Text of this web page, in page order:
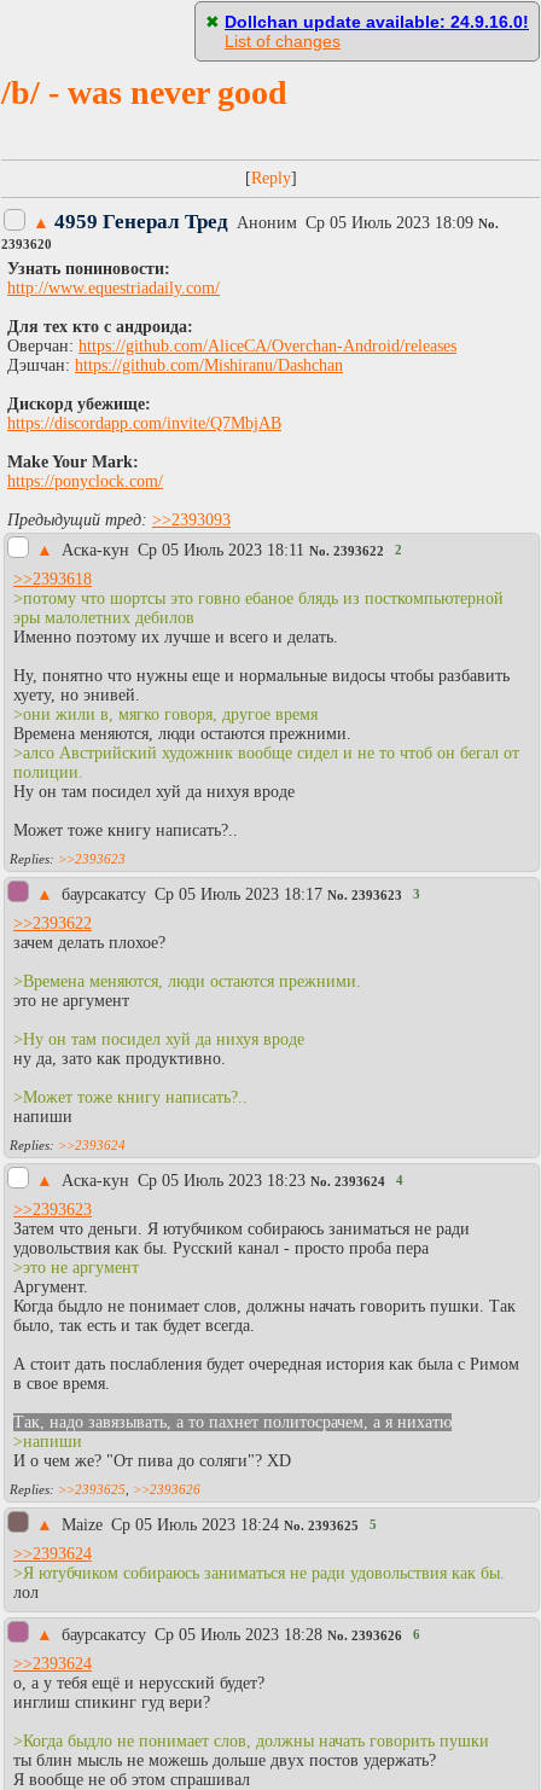
/b/ - was never good
✖ Dollchan update available: 24.9.16.0!
List of changes
[ ]
▲ 4959 Генерал Тред Аноним Ср 05 Июль 2023 18:09 No.
2393620
Узнать пониновости:
http://www.equestriadaily.com/
Для тех кто с андроида:
Оверчан: https://github.com/AliceCA/Overchan-Android/releases
Дэшчан: https://github.com/Mishiranu/Dashchan
Дискорд убежище:
https://discordapp.com/invite/Q7MbjAB
Make Your Mark:
https://ponyclock.com/
Предыдущий тред: >>2393093
▲
Аска-кун Ср 05 Июль 2023 18:11 No. 2393622 2
>>2393618
>потому что шортсы это говно ебаное блядь из посткомпьютерной
эры малолетних дебилов
Именно поэтому их лучше и всего и делать.
Ну, понятно что нужны еще и нормальные видосы чтобы разбавить
хуету, но энивей.
>они жили в, мягко говоря, другое время
Времена меняются, люди остаются прежними.
>алсо Австрийский художник вообще сидел и не то чтоб он бегал от
полиции.
Ну он там посидел хуй да нихуя вроде
Может тоже книгу написать?..
>>2393623
▲ баурсакатсу Ср 05 Июль 2023 18:17 No. 2393623 3
>>2393622
зачем делать плохое?
>Времена меняются, люди остаются прежними.
это не аргумент
>Ну он там посидел хуй да нихуя вроде
ну да, зато как продуктивно.
>Может тоже книгу написать?..
напиши
>>2393624
▲ Аска-кун Ср 05 Июль 2023 18:23 No. 2393624 4
>>2393623
Затем что деньги. Я ютубчиком собираюсь заниматься не ради
удовольствия как бы. Русский канал - просто проба пера
>это не аргумент
Аргумент.
Когда быдло не понимает слов, должны начать говорить пушки. Так
было, так есть и так будет всегда.
А стоит дать послабления будет очередная история как была с Римом
в свое время.
Так, надо завязывать, а то пахнет политосрачем, а я нихатю
>напиши
И о чем же? "От пива до соляги"? XD
>>2393625 >>2393626
▲ Maize Ср 05 Июль 2023 18:24 No. 2393625 5
>>2393624
>Я ютубчиком собираюсь заниматься не ради удовольствия как бы.
лол
▲ баурсакатсу Ср 05 Июль 2023 18:28 No. 2393626 6
>>2393624
о, а у тебя ещё и нерусский будет?
инглиш спикинг гуд вери?
>Когда быдло не понимает слов, должны начать говорить пушки
ты блин мысль не можешь дольше двух постов удержать?
Я вообще не об этом спрашивал